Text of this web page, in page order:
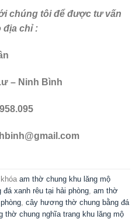
chúng tôi để được tư vấn
địa chỉ :
– Ninh Bình
khóa am thờ chung khu lăng mộ
xanh rêu tại hải phòng am thờ
cây hương thờ chung bằng đá
thờ chung nghĩa trang khu lăng mộ